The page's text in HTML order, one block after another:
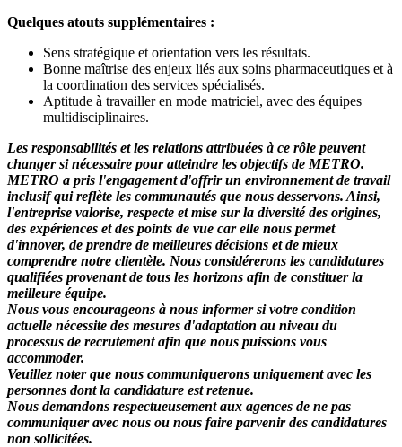
Quelques atouts supplémentaires :
Sens stratégique et orientation vers les résultats.
Bonne maîtrise des enjeux liés aux soins pharmaceutiques et à
la coordination des services spécialisés.
Aptitude à travailler en mode matriciel, avec des équipes
multidisciplinaires.
Les responsabilités et les relations attribuées à ce rôle peuvent
changer si nécessaire pour atteindre les objectifs de METRO.
METRO a pris l'engagement d'offrir un environnement de travail
inclusif qui reflète les communautés que nous desservons. Ainsi,
l'entreprise valorise, respecte et mise sur la diversité des origines,
des expériences et des points de vue car elle nous permet
d'innover, de prendre de meilleures décisions et de mieux
comprendre notre clientèle. Nous considérerons les candidatures
qualifiées provenant de tous les horizons afin de constituer la
meilleure équipe.
Nous vous encourageons à nous informer si votre condition
actuelle nécessite des mesures d'adaptation au niveau du
processus de recrutement afin que nous puissions vous
accommoder.
Veuillez noter que nous communiquerons uniquement avec les
personnes dont la candidature est retenue.
Nous demandons respectueusement aux agences de ne pas
communiquer avec nous ou nous faire parvenir des candidatures
non sollicitées.